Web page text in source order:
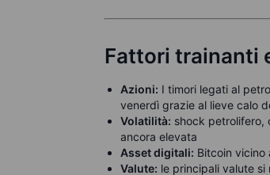
Fattori trainanti
Azioni: I timori legati al
venerdì grazie al lieve calo
Volatilità: shock petrolifero,
ancora elevata
Asset digitali: Bitcoin vicino
Valute: le principali valute si